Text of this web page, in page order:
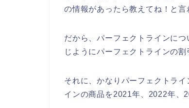
の情報があったら教えてね！と言
だから、パーフェクトラインに
じようにパーフェクトラインの
それに、かなりパーフェクトラ
インの商品を2021年、2022年、